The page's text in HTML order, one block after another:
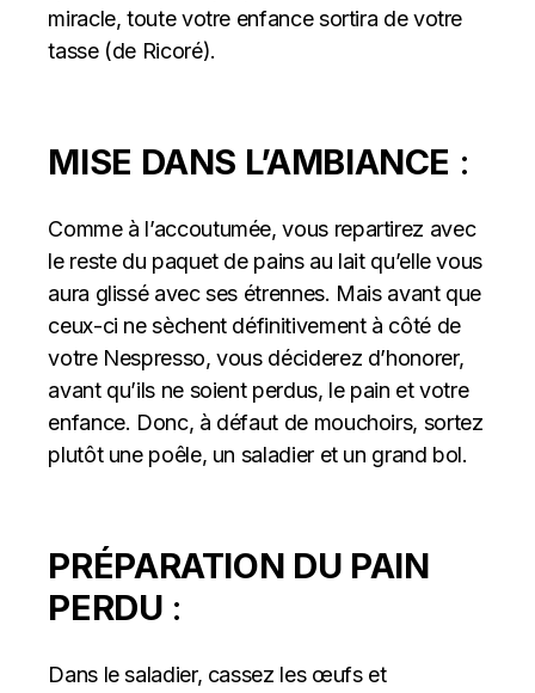
miracle, toute votre enfance sortira de votre
tasse (de Ricoré).
MISE DANS L’AMBIANCE :
Comme à l’accoutumée, vous repartirez avec
le reste du paquet de pains au lait qu’elle vous
aura glissé avec ses étrennes. Mais avant que
ceux-ci ne sèchent définitivement à côté de
votre Nespresso, vous déciderez d’honorer,
avant qu’ils ne soient perdus, le pain et votre
enfance. Donc, à défaut de mouchoirs, sortez
plutôt une poêle, un saladier et un grand bol.
PRÉPARATION DU PAIN
PERDU :
Dans le saladier, cassez les œufs et